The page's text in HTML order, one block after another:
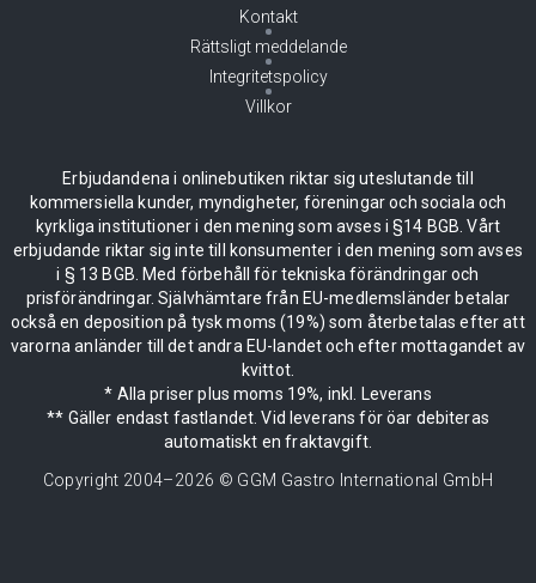
Kontakt
Rättsligt meddelande
Integritetspolicy
Villkor
Erbjudandena i onlinebutiken riktar sig uteslutande till
kommersiella kunder, myndigheter, föreningar och sociala och
kyrkliga institutioner i den mening som avses i §14 BGB. Vårt
erbjudande riktar sig inte till konsumenter i den mening som avses
i § 13 BGB. Med förbehåll för tekniska förändringar och
prisförändringar. Självhämtare från EU-medlemsländer betalar
också en deposition på tysk moms (19%) som återbetalas efter att
varorna anländer till det andra EU-landet och efter mottagandet av
kvittot.
* Alla priser plus moms 19%, inkl. Leverans
** Gäller endast fastlandet. Vid leverans för öar debiteras
automatiskt en fraktavgift.
Copyright 2004–2026 © GGM Gastro International GmbH